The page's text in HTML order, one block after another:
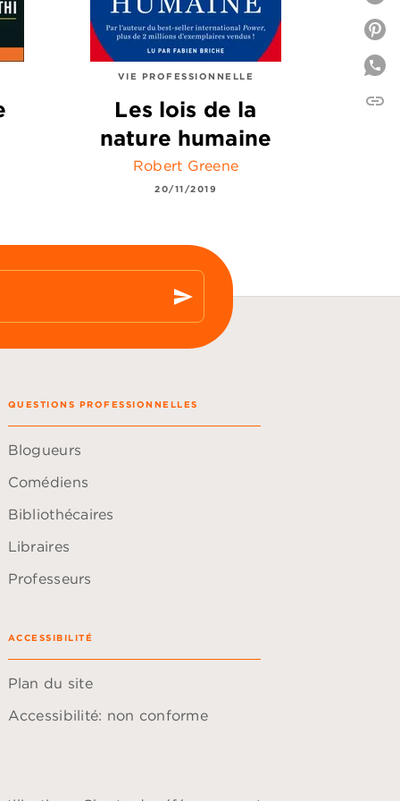
VIE PROFESSIONNELLE
Les lois de la
nature humaine
Robert Greene
20/11/2019
link
send
QUESTIONS PROFESSIONNELLES
Blogueurs
Comédiens
Bibliothécaires
Libraires
Professeurs
ACCESSIBILITÉ
Plan du site
Accessibilité: non conforme